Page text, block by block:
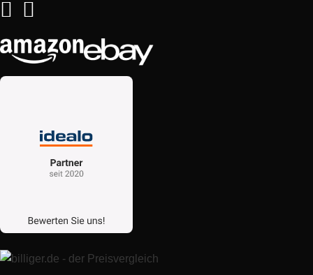
DeLonghi
DeLonghi 132215254
DeLonghi ECAM25467B
DeLonghi ECAM25452B
DeLonghi ECAM25452S